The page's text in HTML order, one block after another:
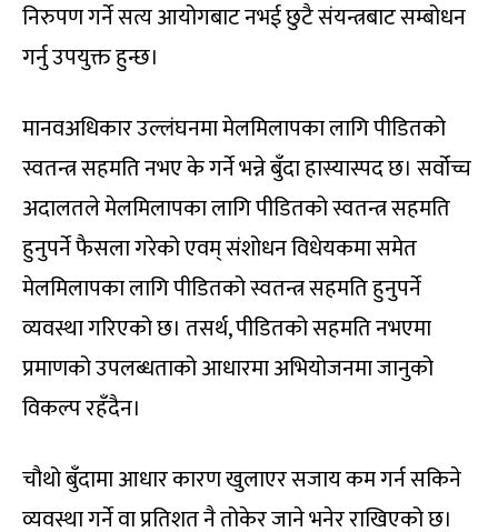
निरुपण गर्ने सत्य आयोगबाट नभई छुटै संयन्त्रबाट सम्बोधन
गर्नु उपयुक्त हुन्छ।
मानवअधिकार उल्लंघनमा मेलमिलापका लागि पीडितको
स्वतन्त्र सहमति नभए के गर्ने भन्ने बुँदा हास्यास्पद छ। सर्वोच्च
अदालतले मेलमिलापका लागि पीडितको स्वतन्त्र सहमति
हुनुपर्ने फैसला गरेको एवम् संशोधन विधेयकमा समेत
मेलमिलापका लागि पीडितको स्वतन्त्र सहमति हुनुपर्ने
व्यवस्था गरिएको छ। तसर्थ, पीडितको सहमति नभएमा
प्रमाणको उपलब्धताको आधारमा अभियोजनमा जानुको
विकल्प रहँदैन।
चौथो बुँदामा आधार कारण खुलाएर सजाय कम गर्न सकिने
व्यवस्था गर्ने वा प्रतिशत नै तोकेर जाने भनेर राखिएको छ।